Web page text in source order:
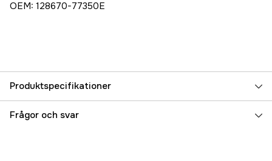
OEM: 128670-77350E
Produktspecifikationer
Referensnummer 5000075069
Frågor och svar